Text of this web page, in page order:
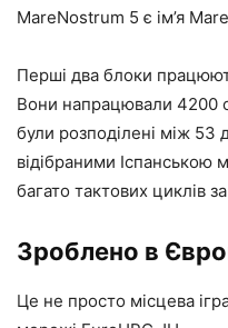
MareNostrum 5 є ім’я
Перші два блоки
Вони напрацювали 4200
були розподілені між
відібраними
багато тактових циклів за
Зроблено в
Це не просто місцева